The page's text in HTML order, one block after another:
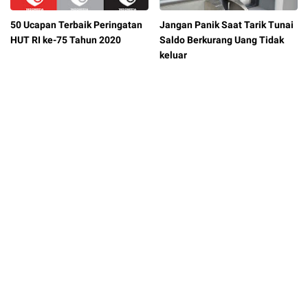
50 Ucapan Terbaik Peringatan
HUT RI ke-75 Tahun 2020
Jangan Panik Saat Tarik Tunai
Saldo Berkurang Uang Tidak
keluar